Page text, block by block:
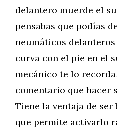
delantero muerde el
pensabas que podías
neumáticos
curva con el pie en el
mecánico te lo
comentario que hacer
Tiene la ventaja de
que permite activarlo